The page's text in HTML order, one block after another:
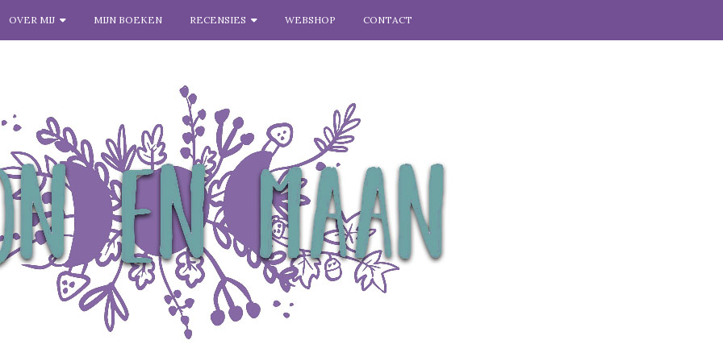
OVER MIJ MIJN BOEKEN RECENSIES WEBSHOP CONTACT